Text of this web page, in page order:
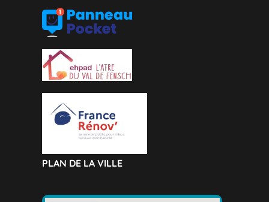
PLAN DE LA VILLE